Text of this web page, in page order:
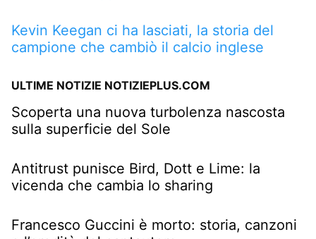
Kevin Keegan ci ha lasciati, la storia del
campione che cambiò il calcio inglese
ULTIME NOTIZIE NOTIZIEPLUS.COM
Scoperta una nuova turbolenza nascosta
sulla superficie del Sole
Antitrust punisce Bird, Dott e Lime: la
vicenda che cambia lo sharing
Francesco Guccini è morto: storia, canzoni